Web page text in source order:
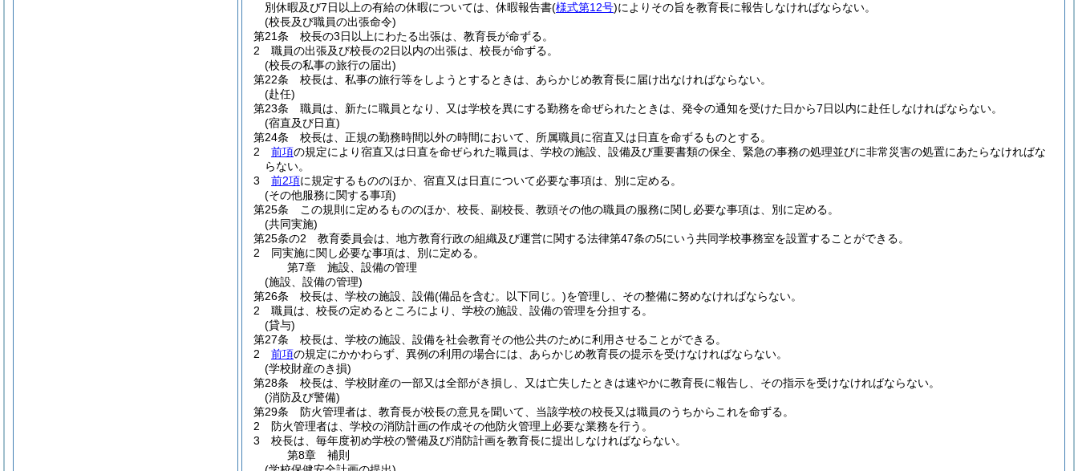
別休暇及び7日以上の有給の休暇については、休暇報告書(様式第12号)によりその旨を教育長に報告しなければならない。
(校長及び職員の出張命令)
第21条
校長の3日以上にわたる出張は、教育長が命ずる。
2
職員の出張及び校長の2日以内の出張は、校長が命ずる。
(校長の私事の旅行の届出)
第22条
校長は、私事の旅行等をしようとするときは、あらかじめ教育長に届け出なければならない。
(赴任)
第23条
職員は、新たに職員となり、又は学校を異にする勤務を命ぜられたときは、発令の通知を受けた日から7日以内に赴任しなければならない。
(宿直及び日直)
第24条
校長は、正規の勤務時間以外の時間において、所属職員に宿直又は日直を命ずるものとする。
2
前項の規定により宿直又は日直を命ぜられた職員は、学校の施設、設備及び重要書類の保全、緊急の事務の処理並びに非常災害の処置にあたらなければな
らない。
3
前2項に規定するもののほか、宿直又は日直について必要な事項は、別に定める。
(その他服務に関する事項)
第25条
この規則に定めるもののほか、校長、副校長、教頭その他の職員の服務に関し必要な事項は、別に定める。
(共同実施)
第25条の2
教育委員会は、地方教育行政の組織及び運営に関する法律第47条の5にいう共同学校事務室を設置することができる。
2
同実施に関し必要な事項は、別に定める。
第7章
施設、設備の管理
(施設、設備の管理)
第26条
校長は、学校の施設、設備(備品を含む。以下同じ。)を管理し、その整備に努めなければならない。
2
職員は、校長の定めるところにより、学校の施設、設備の管理を分担する。
(貸与)
第27条
校長は、学校の施設、設備を社会教育その他公共のために利用させることができる。
2
前項の規定にかかわらず、異例の利用の場合には、あらかじめ教育長の提示を受けなければならない。
(学校財産のき損)
第28条
校長は、学校財産の一部又は全部がき損し、又は亡失したときは速やかに教育長に報告し、その指示を受けなければならない。
(消防及び警備)
第29条
防火管理者は、教育長が校長の意見を聞いて、当該学校の校長又は職員のうちからこれを命ずる。
2
防火管理者は、学校の消防計画の作成その他防火管理上必要な業務を行う。
3
校長は、毎年度初め学校の警備及び消防計画を教育長に提出しなければならない。
第8章
補則